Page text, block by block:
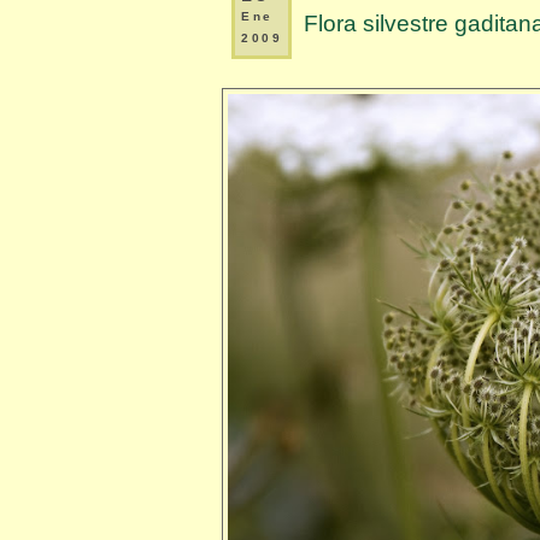
Ene
2009
Flora silvestre